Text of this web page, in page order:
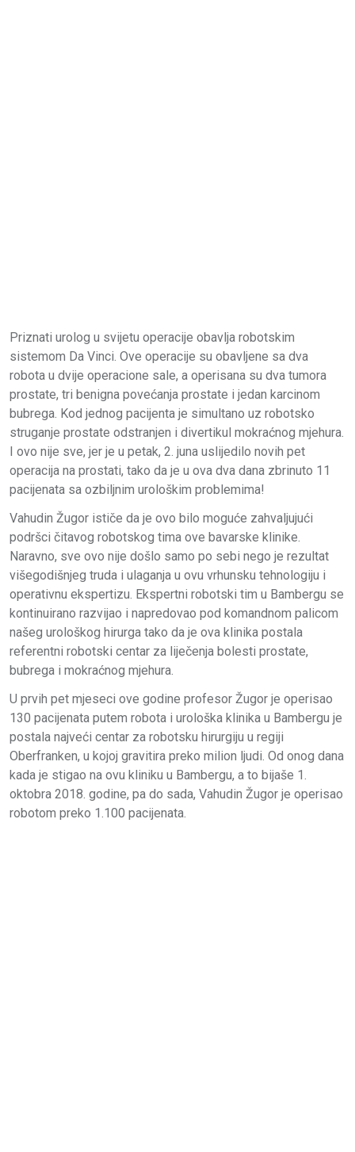
Priznati urolog u svijetu operacije obavlja robotskim
sistemom Da Vinci. Ove operacije su obavljene sa dva
robota u dvije operacione sale, a operisana su dva tumora
prostate, tri benigna povećanja prostate i jedan karcinom
bubrega. Kod jednog pacijenta je simultano uz robotsko
struganje prostate odstranjen i divertikul mokraćnog mjehura.
I ovo nije sve, jer je u petak, 2. juna uslijedilo novih pet
operacija na prostati, tako da je u ova dva dana zbrinuto 11
pacijenata sa ozbiljnim urološkim problemima!
Vahudin Žugor ističe da je ovo bilo moguće zahvaljujući
podršci čitavog robotskog tima ove bavarske klinike.
Naravno, sve ovo nije došlo samo po sebi nego je rezultat
višegodišnjeg truda i ulaganja u ovu vrhunsku tehnologiju i
operativnu ekspertizu. Ekspertni robotski tim u Bambergu se
kontinuirano razvijao i napredovao pod komandnom palicom
našeg urološkog hirurga tako da je ova klinika postala
referentni robotski centar za liječenja bolesti prostate,
bubrega i mokraćnog mjehura.
U prvih pet mjeseci ove godine profesor Žugor je operisao
130 pacijenata putem robota i urološka klinika u Bambergu je
postala najveći centar za robotsku hirurgiju u regiji
Oberfranken, u kojoj gravitira preko milion ljudi. Od onog dana
kada je stigao na ovu kliniku u Bambergu, a to bijaše 1.
oktobra 2018. godine, pa do sada, Vahudin Žugor je operisao
robotom preko 1.100 pacijenata.